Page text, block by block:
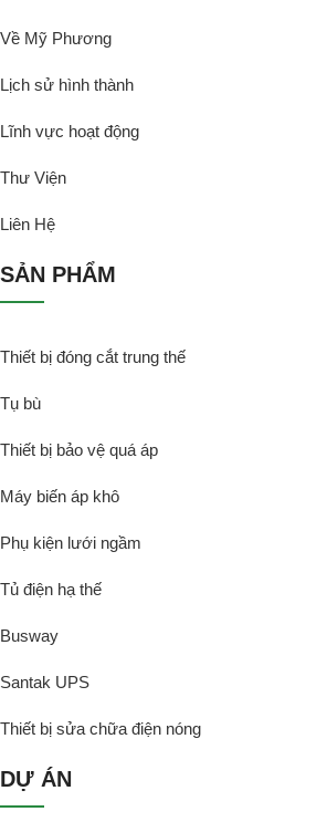
Về Mỹ Phương
Lịch sử hình thành
Lĩnh vực hoạt động
Thư Viện
Liên Hệ
SẢN PHẨM
Thiết bị đóng cắt trung thế
Tụ bù
Thiết bị bảo vệ quá áp
Máy biến áp khô
Phụ kiện lưới ngầm
Tủ điện hạ thế
Busway
Santak UPS
Thiết bị sửa chữa điện nóng
DỰ ÁN